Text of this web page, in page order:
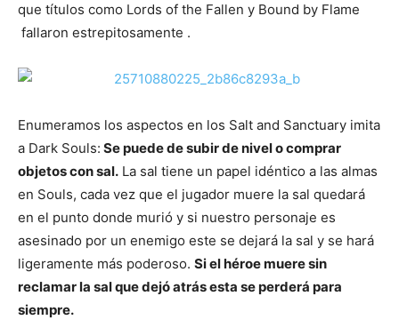
que títulos como Lords of the Fallen y Bound by Flame
fallaron estrepitosamente .
Enumeramos los aspectos en los Salt and Sanctuary imita
a Dark Souls: Se puede de subir de nivel o comprar
objetos con sal. La sal tiene un papel idéntico a las almas
en Souls, cada vez que el jugador muere la sal quedará
en el punto donde murió y si nuestro personaje es
asesinado por un enemigo este se dejará la sal y se hará
ligeramente más poderoso. Si el héroe muere sin
reclamar la sal que dejó atrás esta se perderá para
siempre.